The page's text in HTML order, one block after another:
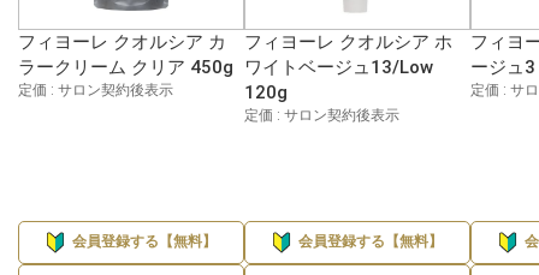
フィヨーレ クオルシア カ
ラークリーム クリア 450g
定価 : サロン契約後表示
会員登録する【無料】
フィヨーレ クオルシア ホ
ワイトベージュ13/Low
120g
定価 : サロン契約後表示
会員登録する【無料】
フィヨ
ージュ
定価 : サ